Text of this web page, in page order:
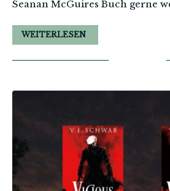
Seanan McGuires Buch gerne
WEITERLESEN